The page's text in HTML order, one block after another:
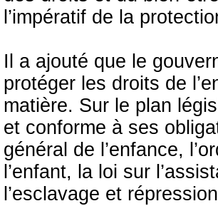
l’impératif de la
Il a ajouté que le
protéger les droits de
matière. Sur le plan
et conforme à ses
général de l’enfance,
l’enfant, la loi sur
l’esclavage et